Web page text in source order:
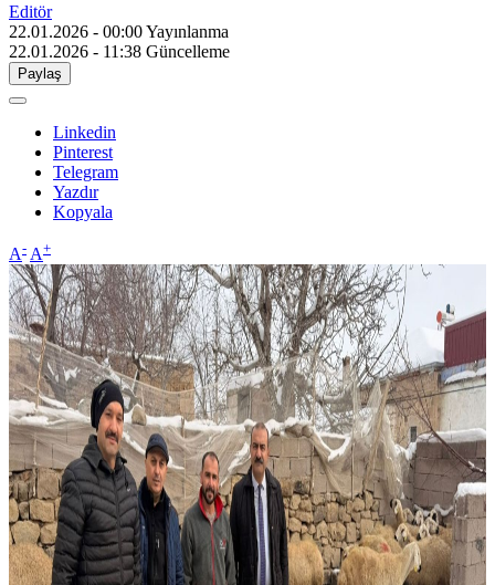
Editör
22.01.2026 - 00:00Yayınlanma
22.01.2026 - 11:38 Güncelleme
Paylaş
Linkedin
Pinterest
Telegram
Yazdır
Kopyala
A- A+